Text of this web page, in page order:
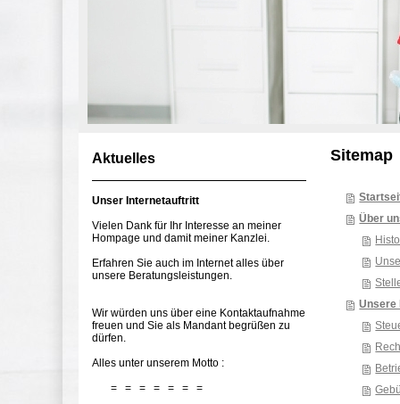
Sitemap
Über
Unsere
Aktuelles
Unser Internetauftritt
Vielen Dank für Ihr Interesse an meiner
Hompage und damit meiner Kanzlei.
Erfahren Sie auch im Internet alles über
unsere Beratungsleistungen.
Wir würden uns über eine Kontaktaufnahme
freuen und Sie als Mandant begrüßen zu
dürfen.
Alles unter unserem Motto :
= = = = = = =